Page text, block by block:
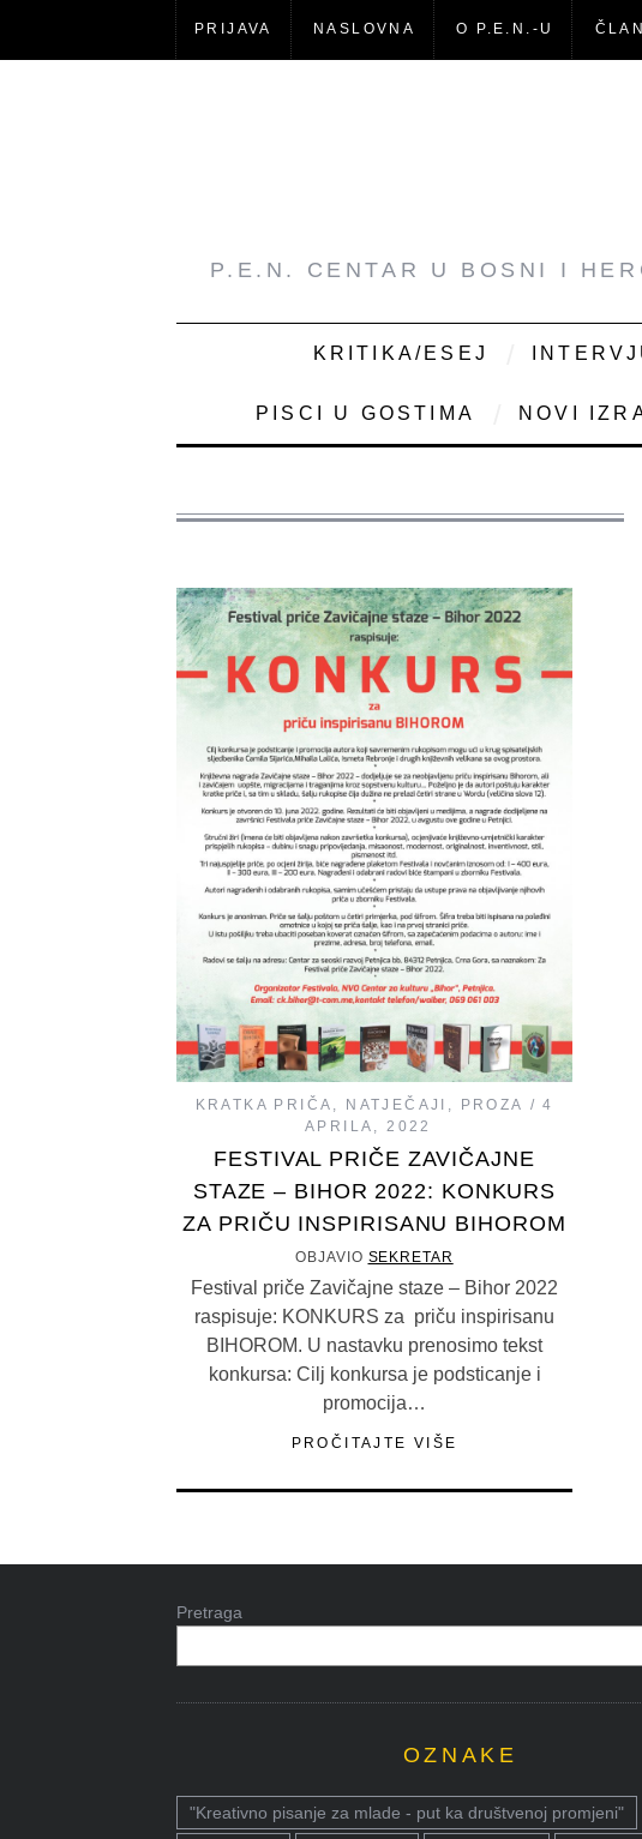
PRIJAVA NASLOVNA O P.E.N.-U
P.E.N. CENTAR U BOSNI I
KRITIKA/ESEJ
PISCI U GOSTIMA NOVI
KRATKA PRIČA , NATJEČAJI , PROZA
4
APRILA, 2022
FESTIVAL PRIČE ZAVIČAJNE
STAZE – BIHOR 2022: KONKURS
ZA PRIČU INSPIRISANU BIHOROM
OBJAVIO SEKRETAR
Festival priče Zavičajne staze – Bihor 2022
raspisuje: KONKURS za priču inspirisanu
BIHOROM. U nastavku prenosimo tekst
konkursa: Cilj konkursa je podsticanje i
promocija…
PROČITAJTE VIŠE
Pretraga
OZNAKE
"Kreativno pisanje za mlade - put ka društvenoj promjeni"